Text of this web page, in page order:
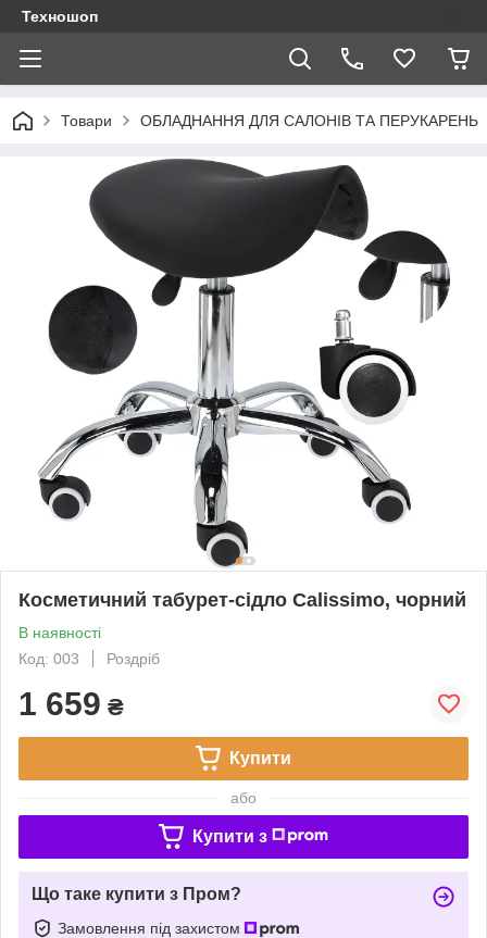
Техношоп
Товари ОБЛАДНАННЯ ДЛЯ САЛОНІВ ТА ПЕРУКАРЕНЬ
Косметичний табурет-сідло Calissimo, чорний
В наявності
Код: 003
Роздріб
1 659 ₴
Купити
або
Купити з
Що таке купити з Пром?
Замовлення під захистом